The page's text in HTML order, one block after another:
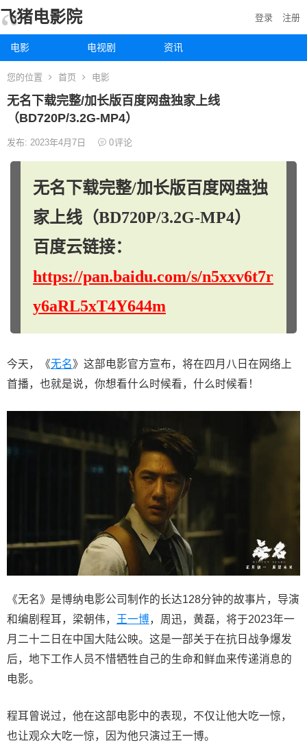
飞猪电影院
电影 电视剧 资讯
登录 注册
您的位置 首页 电影
无名下载完整/加长版百度网盘独家上线
（BD720P/3.2G-MP4）
发布: 2023年4月7日 0评论
无名下载完整/加长版百度网盘独
家上线（BD720P/3.2G-MP4）
百度云链接：
https://pan.baidu.com/s/n5xxv6t7r
y6aRL5xT4Y644m
今天，《无名》这部电影官方宣布，将在四月八日在网络上
首播，也就是说，你想看什么时候看，什么时候看！
《无名》是博纳电影公司制作的长达128分钟的故事片，导演
和编剧程耳，梁朝伟，
王一博，周迅，黄磊，将于2023年一
月二十二日在中国大陆公映。这是一部关于在抗日战争爆发
后，地下工作人员不惜牺牲自己的生命和鲜血来传递消息的
电影。
程耳曾说过，他在这部电影中的表现，不仅让他大吃一惊，
也让观众大吃一惊，因为他只演过王一博。